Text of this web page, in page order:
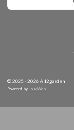
© 2025 - 2026 All2garden
Powered by JouwWeb